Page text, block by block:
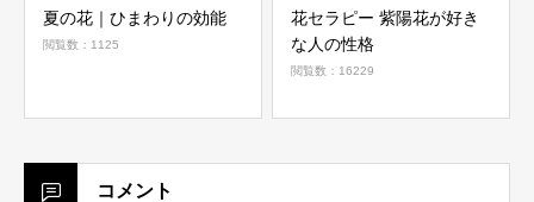
夏の花｜ひまわりの効能
閲覧数：1125
花セラピー 紫陽花が好き
な人の性格
閲覧数：16229
コメント